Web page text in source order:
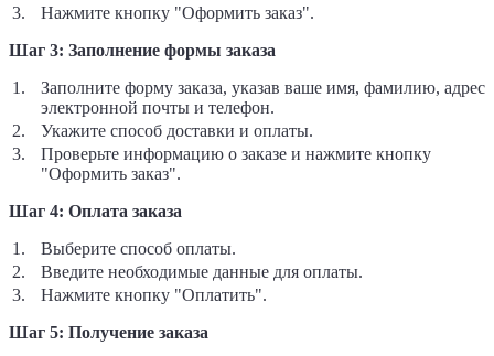
Нажмите кнопку "Оформить заказ".
Шаг 3: Заполнение формы заказа
Заполните форму заказа, указав ваше имя, фамилию, адрес
электронной почты и телефон.
Укажите способ доставки и оплаты.
Проверьте информацию о заказе и нажмите кнопку
"Оформить заказ".
Шаг 4: Оплата заказа
Выберите способ оплаты.
Введите необходимые данные для оплаты.
Нажмите кнопку "Оплатить".
Шаг 5: Получение заказа